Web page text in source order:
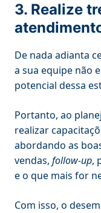
3. Realize
De nada adianta
a sua equipe não
potencial dessa
Portanto, ao
realizar
abordando as
vendas, follow-up,
e o que mais for
Com isso, o